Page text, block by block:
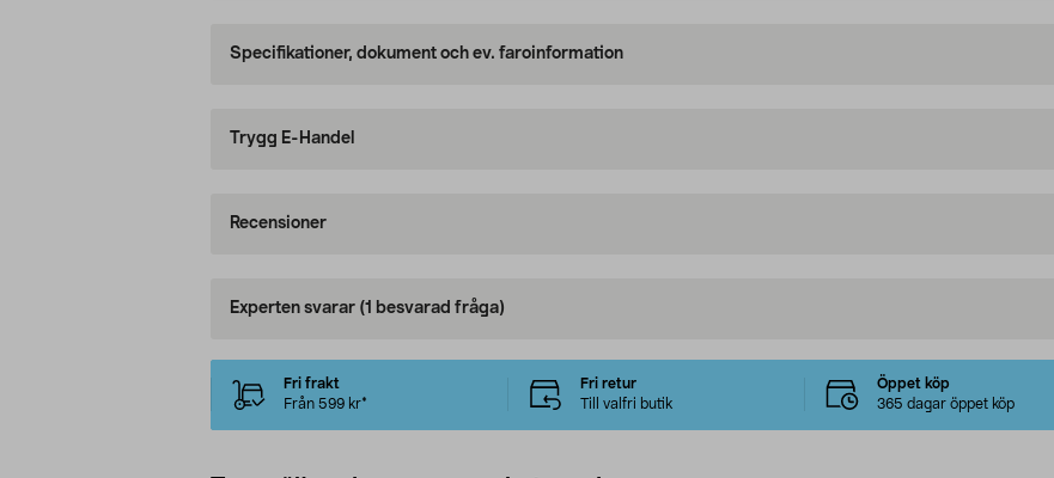
Specifikationer, dokument och ev. faroinformation
Trygg E-Handel
Recensioner
Experten svarar (1 besvarad fråga)
Fri frakt
Från 599 kr*
Fri retur
Till valfri butik
Öppet köp
365 dagar öppet köp